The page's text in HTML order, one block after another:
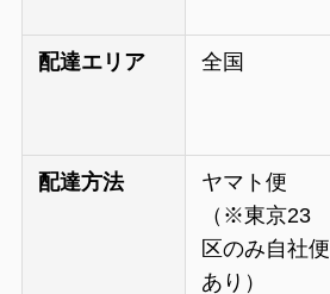
配達エリア 全国
配達方法
ヤマト便
（※東京23
区のみ自社便
あり）